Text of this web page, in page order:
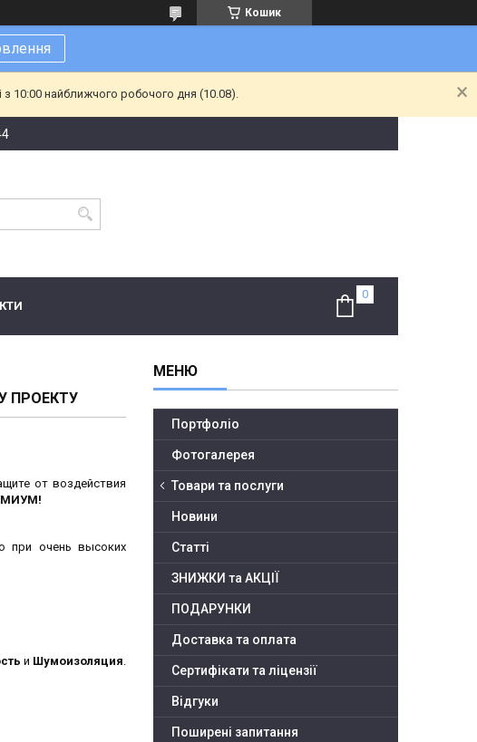
Кошик
10:00 найближчого робочого дня (10.08).
ПРОЕКТУ
от воздействия
при очень высоких
и Шумоизоляция.
Портфоліо
Фотогалерея
Товари та послуги
Новини
Статті
ЗНИЖКИ та АКЦІЇ
ПОДАРУНКИ
Доставка та оплата
Сертифікати та ліцензії
Відгуки
Поширені запитання